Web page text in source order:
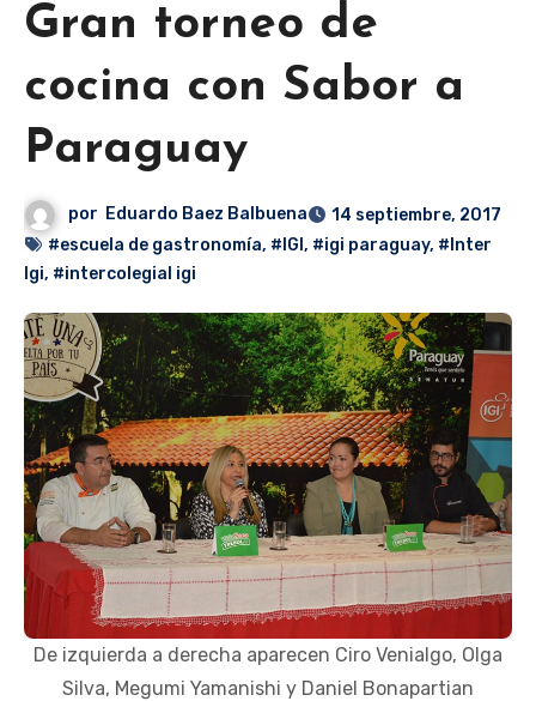
Gran torneo de
cocina con Sabor a
Paraguay
por Eduardo Baez Balbuena
14 septiembre, 2017
#escuela de gastronomía, #IGI , #igi paraguay, #Inter
Igi, #intercolegial igi
De izquierda a derecha aparecen Ciro Venialgo, Olga
Silva, Megumi Yamanishi y Daniel Bonapartian